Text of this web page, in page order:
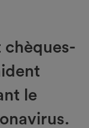
chèques-
le